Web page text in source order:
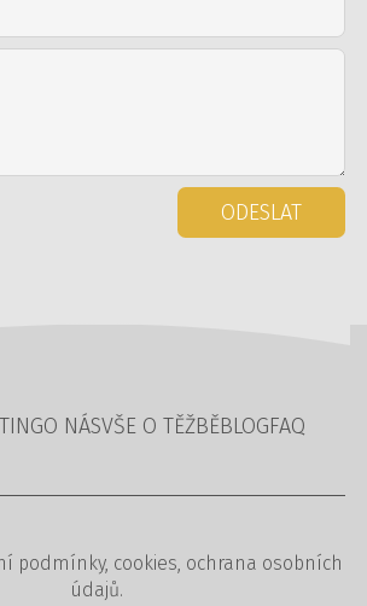
ODESLAT
O NÁSVŠE O TĚŽBĚBLOGFAQ
podmínky, cookies, ochrana osobních
údajů.